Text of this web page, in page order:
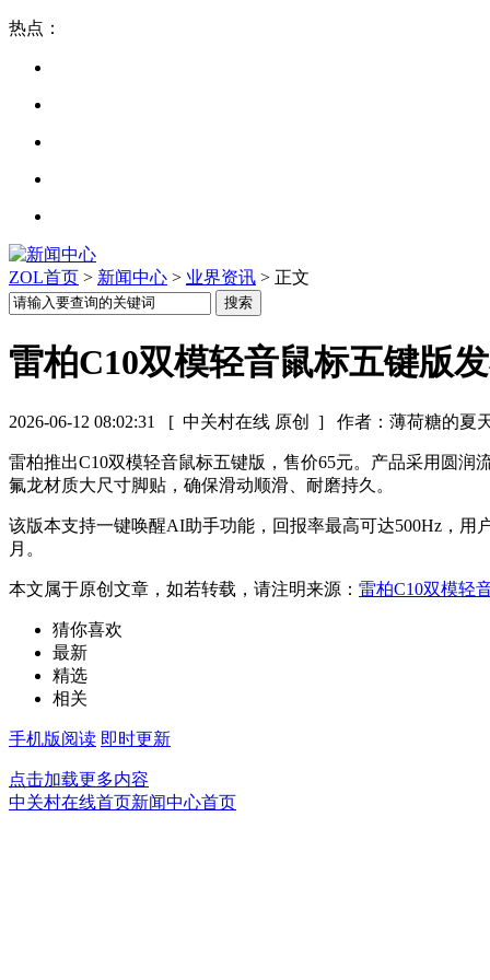
热点：
ZOL首页 > 新闻中心 > 业界资讯 > 正文
雷柏C10双模轻音鼠标五键版
2026-06-12 08:02:31 [ 中关村在线 原创 ] 作者：薄荷糖的夏
雷柏推出C10双模轻音鼠标五键版，售价65元。产品采用圆润
氟龙材质大尺寸脚贴，确保滑动顺滑、耐磨持久。
该版本支持一键唤醒AI助手功能，回报率最高可达500Hz，
月。
本文属于原创文章，如若转载，请注明来源： 雷柏C10双模轻
猜你喜欢
最新
精选
相关
手机版阅读 即时更新
点击加载更多内容
中关村在线首页新闻中心首页